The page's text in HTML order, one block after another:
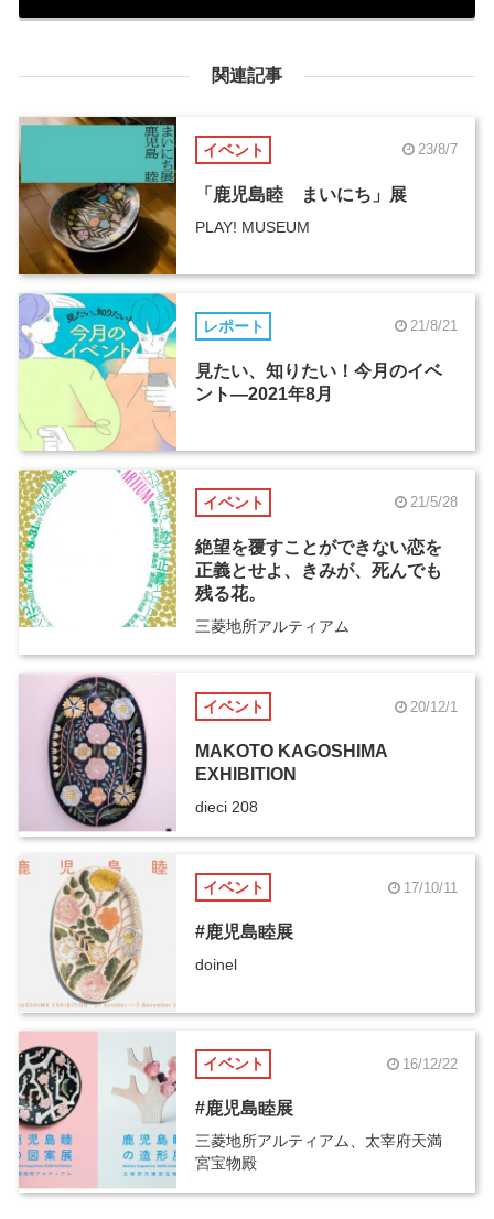
関連記事
イベント 23/8/7
「鹿児島睦 まいにち」展
PLAY! MUSEUM
レポート 21/8/21
見たい、知りたい！今月のイベ
ント―2021年8月
イベント 21/5/28
絶望を覆すことができない恋を
正義とせよ、きみが、死んでも
残る花。
三菱地所アルティアム
イベント 20/12/1
MAKOTO KAGOSHIMA
EXHIBITION
dieci 208
イベント 17/10/11
#鹿児島睦展
doinel
イベント 16/12/22
#鹿児島睦展
三菱地所アルティアム、太宰府天満
宮宝物殿